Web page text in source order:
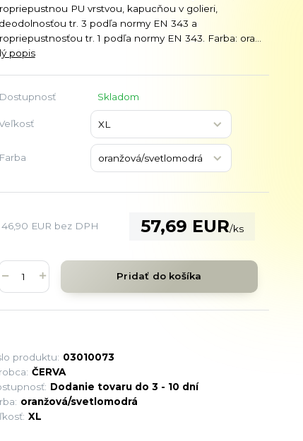
PU vrstvou, kapucňou v golieri,
tr. 3 podľa normy EN 343 a
tr. 1 podľa normy EN 343. Farba: ora...
popis
Dostupnosť Skladom
Farba
57,69 EUR/ks
46,90 EUR bez DPH
Pridať do košíka
produktu: 03010073
ČERVA
Dodanie tovaru do 3 - 10 dní
oranžová/svetlomodrá
XL